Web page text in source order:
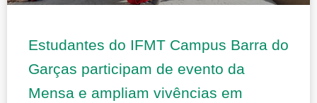
Estudantes do IFMT Campus Barra do
Garças participam de evento da
Mensa e ampliam vivências em